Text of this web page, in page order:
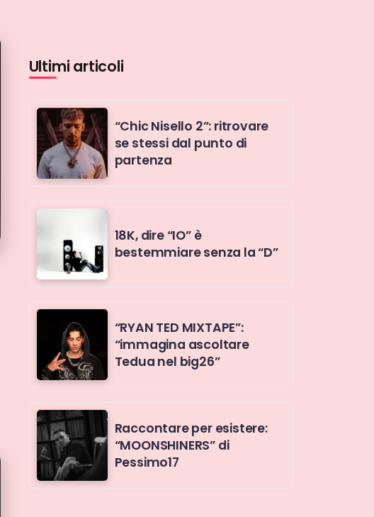
Ultimi articoli
“Chic Nisello 2”: ritrovare
se stessi dal punto di
partenza
18K, dire “IO” è
bestemmiare senza la “D”
“RYAN TED MIXTAPE”:
“immagina ascoltare
Tedua nel big26”
Raccontare per esistere:
“MOONSHINERS” di
Pessimo17